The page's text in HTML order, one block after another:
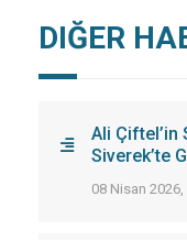
DIĞER
Ali Çiftel’in
Siverek’te
08 Nisan 2026,